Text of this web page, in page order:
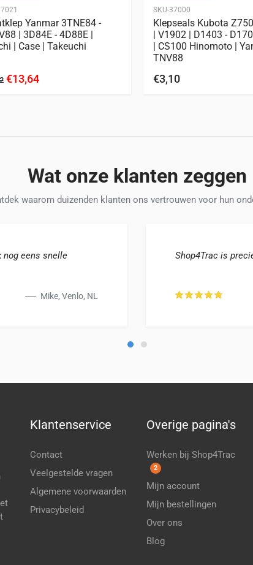
Yanmar 3TNE84 -
| 3D84E - 4D88E |
| Case | Takeuchi
€13,64
SKU-37000
Klepseals Kubota
| V1902 | D1403 -
| CS100 Hinomoto |
TNV88
€3,10
Wat onze klanten zeggen
waarom duizenden klanten ons vertrouwen voor hun
nog eens snelle
Mike, Venlo, NL
Shop4Trac is
Klantenservice
Contact
Veelgestelde vragen
Algemene voorwaarden
Privacybeleid
Overige pagina's
Werken bij Shop4Trac
2
Mijn account
Mijn bestellingen
Over ons
Blog